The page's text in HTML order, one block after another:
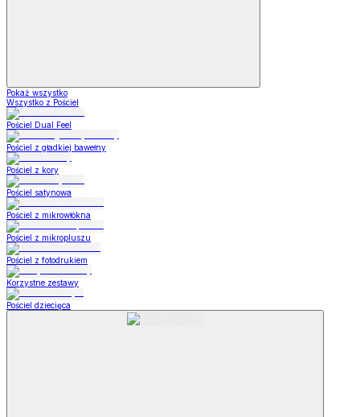
Pokaż wszystko
Wszystko z Pościel
Pościel Dual Feel
Pościel z gładkiej bawełny
Pościel z kory
Pościel satynowa
Pościel z mikrowłókna
Pościel z mikropluszu
Pościel z fotodrukiem
Korzystne zestawy
Pościel dziecięca